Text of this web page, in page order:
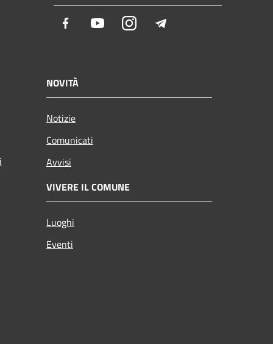
Facebook YoutubeInstagram
NOVITÀ
Notizie
Comunicati
Avvisi
VIVERE IL COMUNE
Luoghi
Eventi